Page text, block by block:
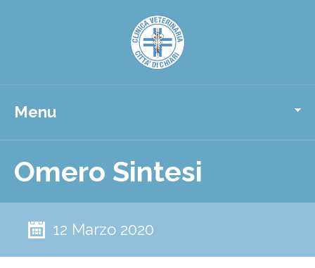
Menu
Omero Sintesi
12 Marzo 2020